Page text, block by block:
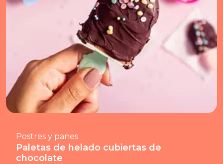
Postres y panes
Paletas de helado cubiertas de
chocolate